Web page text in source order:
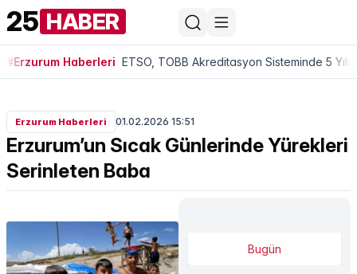
25 HABER
#Erzurum Haberleri ETSO, TOBB Akreditasyon Sisteminde 5
Erzurum Haberleri 01.02.2026 15:51
Erzurum’un Sıcak Günlerinde Yürekleri
Serinleten Baba
Bugün